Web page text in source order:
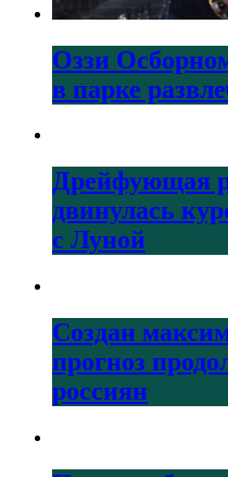
Оззи
в парке
Дрейфующая
двинулась
с Луной
Создан
прогноз
россиян